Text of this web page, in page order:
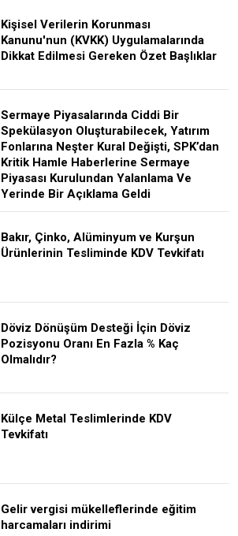
Kişisel Verilerin Korunması
Kanunu'nun (KVKK) Uygulamalarında
Dikkat Edilmesi Gereken Özet Başlıklar
Sermaye Piyasalarında Ciddi Bir
Spekülasyon Oluşturabilecek, Yatırım
Fonlarına Neşter Kural Değişti, SPK’dan
Kritik Hamle Haberlerine Sermaye
Piyasası Kurulundan Yalanlama Ve
Yerinde Bir Açıklama Geldi
Bakır, Çinko, Alüminyum ve Kurşun
Ürünlerinin Tesliminde KDV Tevkifatı
Döviz Dönüşüm Desteği İçin Döviz
Pozisyonu Oranı En Fazla % Kaç
Olmalıdır?
Külçe Metal Teslimlerinde KDV
Tevkifatı
Gelir vergisi mükelleflerinde eğitim
harcamaları indirimi